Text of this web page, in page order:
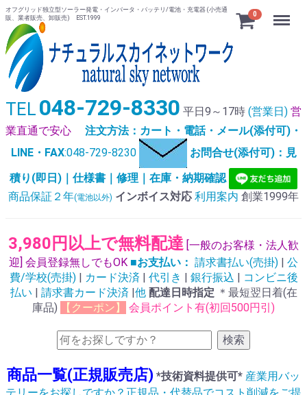
オフグリッド独立型ソーラー発電・インバータ・バッテリ/電池・充電器 (小売通
販、業者販売、卸販売) EST.1999
0 Menu
TEL 048-729-8330 平日9～17時 (営業日) 営
業直通で安心
注文方法：カート・電話・メール(添付可)・
LINE・FAX:048-729-8230
お問合せ(添付可)：見
積り(即日)｜仕様書｜修理｜在庫・納期確認
商品保証２年(電池以外) インボイス対応 利用案内 創業1999年
3,980円以上で無料配達 [一般のお客様・法人歓
迎] 会員登録無しでもOK ■お支払い： 請求書払い(売掛) | 公
費/学校(売掛) | カード決済 | 代引き | 銀行振込 | コンビニ後
払い | 請求書カード決済 |他 配達日時指定 ＊最短翌日着(在
庫品)
【クーポン】 会員ポイント有(初回500円引)
検索
商品一覧(正規販売店) *技術資料提供可* 産業用バッ